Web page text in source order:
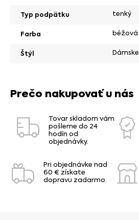
Typ podpätku tenký
Farba béžová
Štýl Dámske
Prečo nakupovať u nás
Tovar skladom vám
pošleme do 24
hodín od
objednávky.
Pri objednávke nad
60 € získate
dopravu zadarmo.